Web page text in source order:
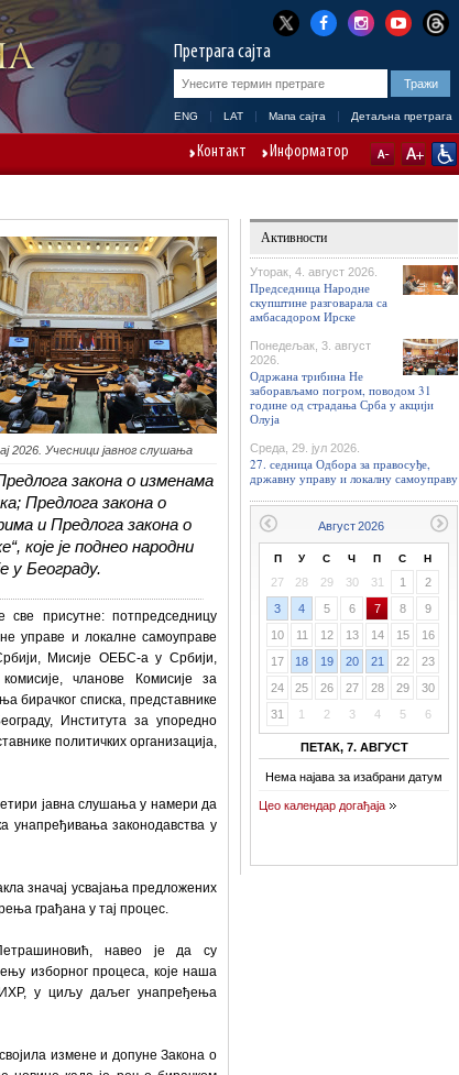
Претрага сајта
ENG LAT Мапа сајта Детаљна претрага
Контакт Информатор
2026. Учесници јавног слушања
закона о изменама
Предлога закона о
и Предлога закона о
које је поднео народни
у Београду.
присутне: потпредседницу
управе и локалне самоуправе
Мисије ОЕБС-а у Србији,
чланове Комисије за
бирачког списка, представнике
Института за упоредно
политичких организација,
јавна слушања у намери да
унапређивања законодавства у
значај усвајања предложених
грађана у тај процес.
навео је да су
изборног процеса, које наша
у циљу даљег унапређења
измене и допуне Закона о
Активности
Уторак, 4. август 2026.
Председница Народне
скупштине разговарала са
амбасадором Ирске
Понедељак, 3. август
2026.
Одржана трибина Не
заборављамо погром, поводом 31
године од страдања Срба у акцији
Олуја
Среда, 29. јул 2026.
27. седница Одбора за правосуђе,
државну управу и локалну самоуправу
П У С Ч П С Н
27 28 29 30 31 1
2
3
4 5 6 7 8
9
10
11 12 13 14 15
16
17
18 19 20 21 22
23
24
25 26 27 28 29
30
31
1 2 3 4 5 6
ПЕТАК, 7. АВГУСТ
Нема најава за изабрани датум
Цео календар догађаја